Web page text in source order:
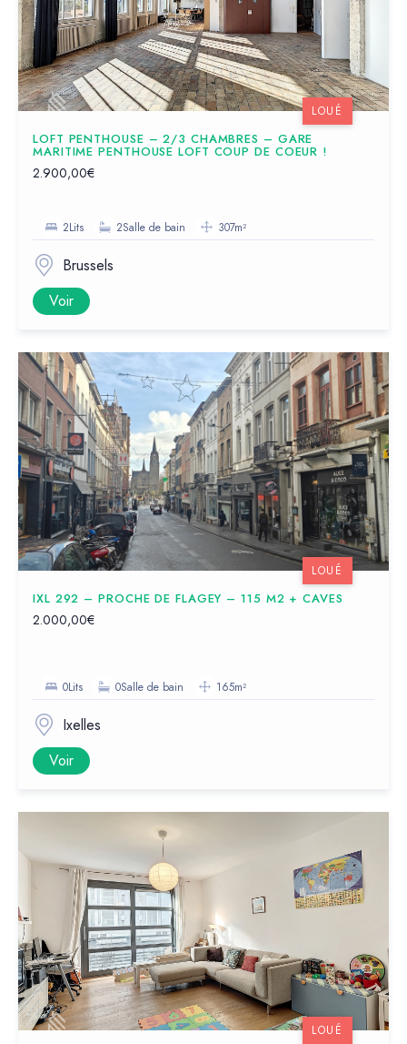
LOFT PENTHOUSE – 2/3 CHAMBRES – GARE
MARITIME PENTHOUSE LOFT COUP DE COEUR !
2.900,00€
2Lits 2Salle de bain 307m²
Brussels
Voir
LOUÉ
IXL 292 – PROCHE DE FLAGEY – 115 M2 + CAVES
2.000,00€
0Lits 0Salle de bain 165m²
Ixelles
Voir
LOUÉ
LOUÉ